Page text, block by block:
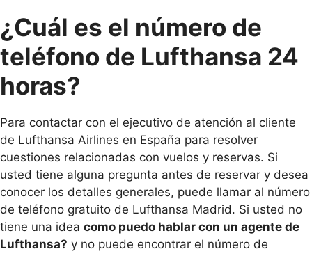
¿Cuál es el número de
teléfono de Lufthansa 24
horas?
Para contactar con el ejecutivo de atención al cliente
de Lufthansa Airlines en España para resolver
cuestiones relacionadas con vuelos y reservas. Si
usted tiene alguna pregunta antes de reservar y desea
conocer los detalles generales, puede llamar al número
de teléfono gratuito de Lufthansa Madrid. Si usted no
tiene una idea como puedo hablar con un agente de
Lufthansa? y no puede encontrar el número de